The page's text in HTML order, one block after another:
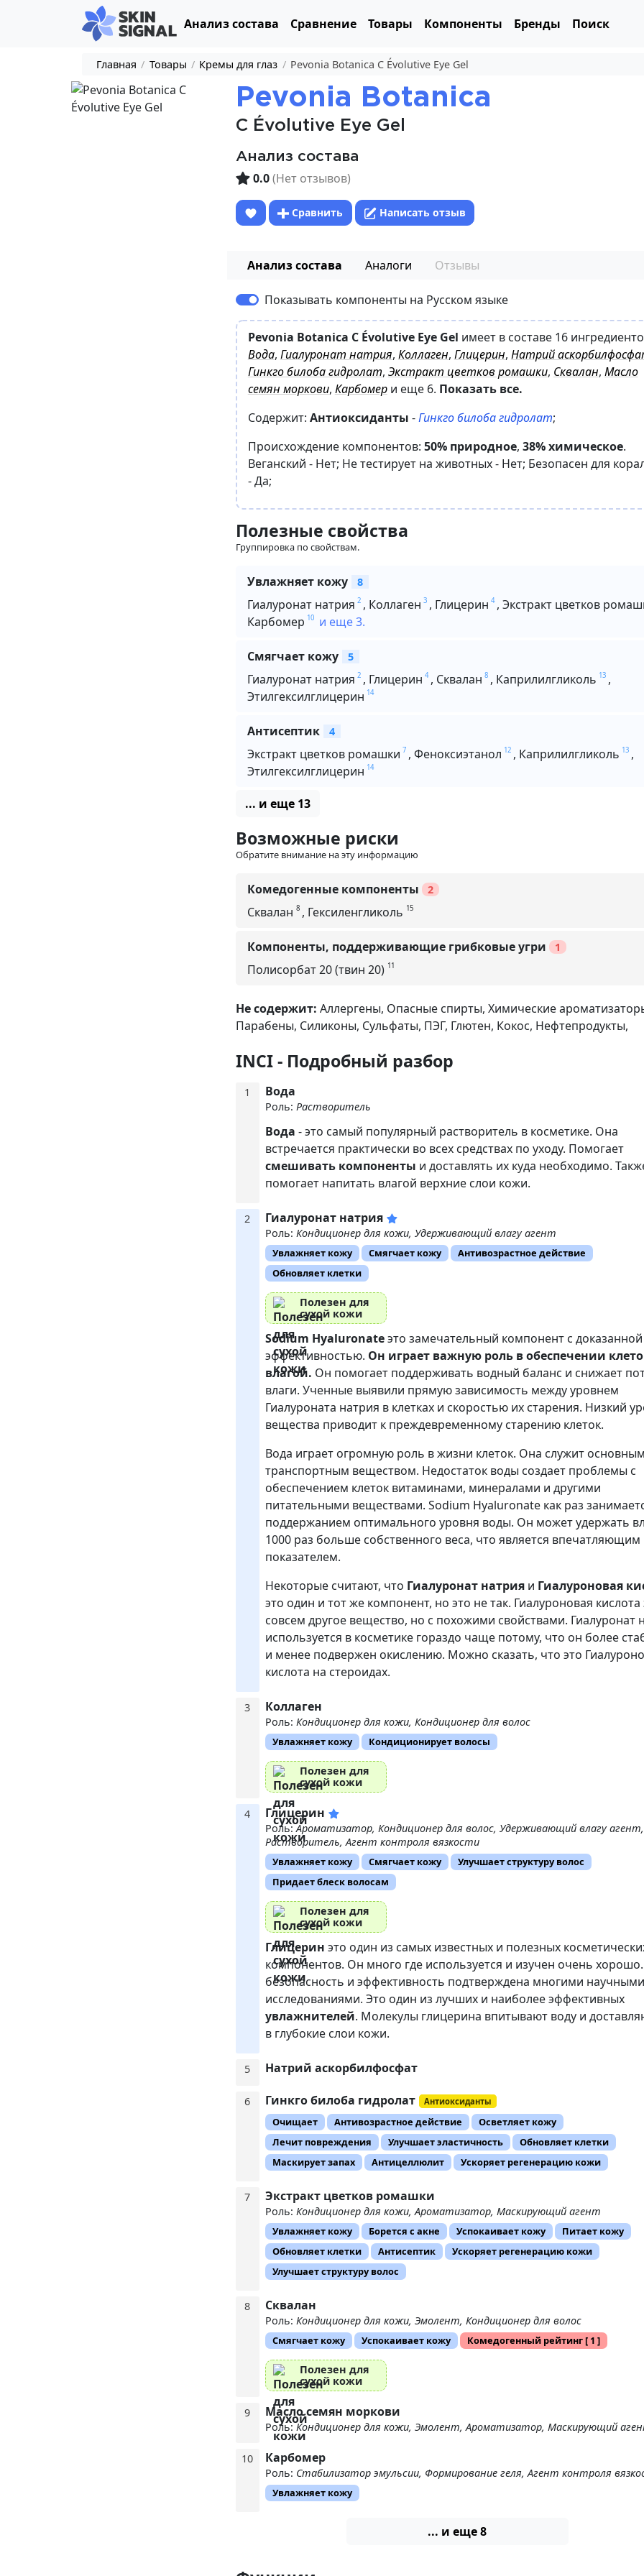
Анализ состава Сравнение Товары Компоненты Бренды Поиск
Главная / Товары / Кремы для глаз / Pevonia Botanica C Évolutive Eye Gel
Pevonia Botanica
C Évolutive Eye Gel
Анализ состава
0.0(Нет отзывов)
Сравнить Написать отзыв
Анализ состава Аналоги Отзывы
Показывать компоненты на Русском языке
Pevonia Botanica C Évolutive Eye Gel имеет в составе 16
Вода, Гиалуронат натрия, Коллаген, Глицерин, Натрий
Гинкго билоба гидролат, Экстракт цветков ромашки, Сквалан, Масло
семян моркови, Карбомери еще 6. Показать все.
Содержит: Антиоксиданты -Гинкго билоба гидролат;
Происхождение компонентов: 50% природное, 38% химическое.
Веганский - Нет; Не тестирует на животных - Нет; Безопасен для
-Да;
Полезные свойства
Группировка по свойствам.
Увлажняет кожу 8
Гиалуронат натрия 2 , Коллаген 3 , Глицерин 4 , Экстракт цветков
Карбомер 10 и еще 3.
Смягчает кожу 5
Гиалуронат натрия 2 , Глицерин 4 , Сквалан 8 , Каприлилгликоль 13 ,
Этилгексилглицерин 14
Антисептик 4
Экстракт цветков ромашки 7 , Феноксиэтанол 12 , Каприлилгликоль 13 ,
Этилгексилглицерин 14
... и еще 13
Возможные риски
Обратите внимание на эту информацию
Комедогенные компоненты 2
Сквалан 8 , Гексиленгликоль 15
Компоненты, поддерживающие грибковые угри 1
Полисорбат 20 (твин 20) 11
Не содержит: Аллергены, Опасные спирты, Химические
Парабены, Силиконы, Сульфаты, ПЭГ, Глютен, Кокос, Нефтепродукты,
INCI - Подробный разбор
1 Вода
Роль: Растворитель
Вода - это самый популярный растворитель в косметике. Она
встречается практически во всех средствах по уходу. Помогает
смешивать компоненты и доставлять их куда необходимо.
помогает напитать влагой верхние слои кожи.
2 Гиалуронат натрия
Роль: Кондиционер для кожи, Удерживающий влагу агент
Увлажняет кожу Смягчает кожу
Антивозрастное действие
Обновляет клетки
Полезен для
сухой кожи
Sodium Hyaluronateэто замечательный компонент с доказанной
эффективностью. Он играет важную роль в обеспечении
влагой. Он помогает поддерживать водный баланс и снижает
влаги. Ученные выявили прямую зависимость между уровнем
Гиалуроната натрия в клетках и скоростью их старения. Низкий
вещества приводит к преждевременному старению клеток.
Вода играет огромную роль в жизни клеток. Она служит
транспортным веществом. Недостаток воды создает проблемы с
обеспечением клеток витаминами, минералами и другими
питательными веществами. Sodium Hyaluronate как раз
поддержанием оптимального уровня воды. Он может удержать
1000 раз больше собственного веса, что является впечатляющим
показателем.
Некоторые считают, что Гиалуронат натрияи Гиалуроновая
это один и тот же компонент, но это не так. Гиалуроновая кислота
совсем другое вещество, но с похожими свойствами. Гиалуронат
используется в косметике гораздо чаще потому, что он более
и менее подвержен окислению. Можно сказать, что это
кислота на стероидах.
3 Коллаген
Роль: Кондиционер для кожи, Кондиционер для волос
Увлажняет кожу Кондиционирует волосы
Полезен для
сухой кожи
4 Глицерин
Роль:Ароматизатор, Кондиционер для волос, Удерживающий влагу агент,
Растворитель, Агент контроля вязкости
Увлажняет кожу Смягчает кожу
Улучшает структуру волос
Придает блеск волосам
Полезен для
сухой кожи
Глицерин это один из самых известных и полезных
компонентов. Он много где используется и изучен очень
безопасность и эффективность подтверждена многими научными
исследованиями. Это один из лучших и наиболее эффективных
увлажнителей. Молекулы глицерина впитывают воду и
в глубокие слои кожи.
5 Натрий аскорбилфосфат
6 Гинкго билоба гидролат Антиоксиданты
Очищает Антивозрастное действие
Осветляет кожу
Лечит повреждения
Улучшает эластичность
Обновляет клетки
Маскирует запах
Антицеллюлит Ускоряет регенерацию кожи
7 Экстракт цветков ромашки
Роль: Кондиционер для кожи, Ароматизатор, Маскирующий агент
Увлажняет кожу Борется с акне Успокаивает кожу
Питает кожу
Обновляет клетки
Антисептик
Ускоряет регенерацию кожи
Улучшает структуру волос
8 Сквалан
Роль: Кондиционер для кожи, Эмолент, Кондиционер для волос
Смягчает кожу Успокаивает кожу Комедогенный рейтинг[ 1 ]
Полезен для
сухой кожи
9 Масло семян моркови
Роль:Кондиционер для кожи, Эмолент, Ароматизатор, Маскирующий
10 Карбомер
Роль: Стабилизатор эмульсии, Формирование геля, Агент контроля
Увлажняет кожу
... и еще 8